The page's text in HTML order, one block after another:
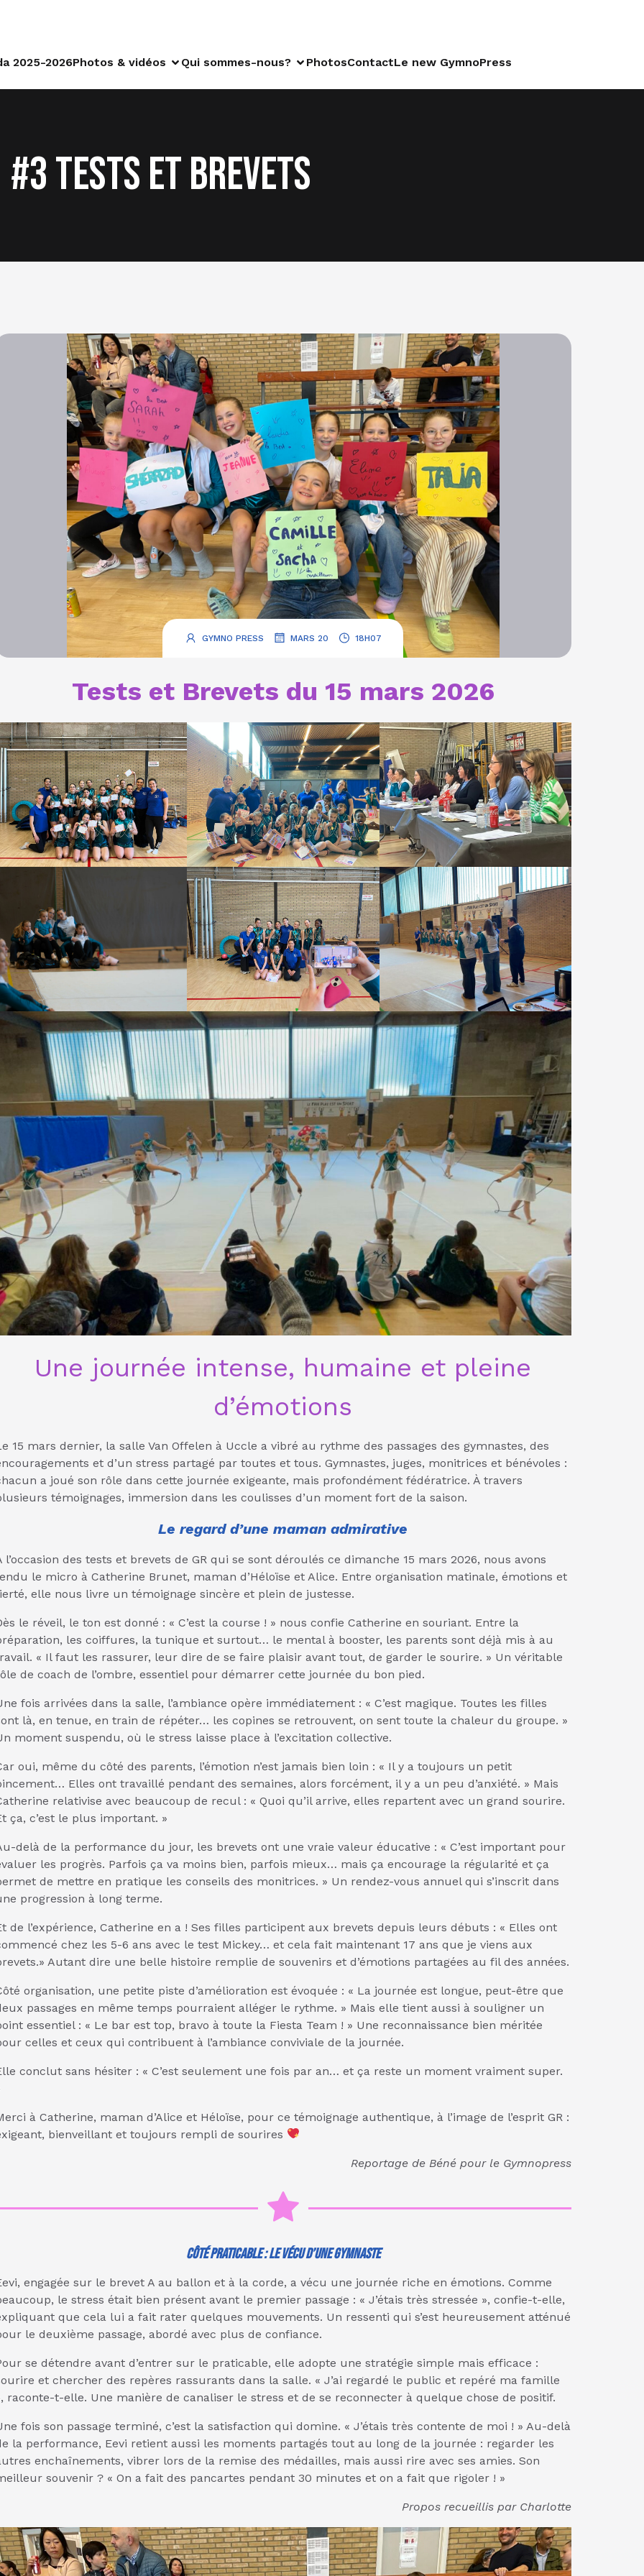
2025-2026Photos & vidéos Qui sommes-nous? PhotosContactLe new GymnoPress
#3 Tests et Brevets
GYMNO PRESS MARS 20 18H07
Tests et Brevets du 15 mars 2026
Une journée intense, humaine et pleine
d’émotions
15 mars dernier, la salle Van Offelen à Uccle a vibré au rythme des passages des gymnastes, des
et d’un stress partagé par toutes et tous. Gymnastes, juges, monitrices et bénévoles :
a joué son rôle dans cette journée exigeante, mais profondément fédératrice. À travers
témoignages, immersion dans les coulisses d’un moment fort de la saison.
Le regard d’une maman admirative
l’occasion des tests et brevets de GR qui se sont déroulés ce dimanche 15 mars 2026, nous avons
le micro à Catherine Brunet, maman d’Héloïse et Alice. Entre organisation matinale, émotions et
elle nous livre un témoignage sincère et plein de justesse.
le réveil, le ton est donné : « C’est la course ! » nous confie Catherine en souriant. Entre la
les coiffures, la tunique et surtout… le mental à booster, les parents sont déjà mis à au
« Il faut les rassurer, leur dire de se faire plaisir avant tout, de garder le sourire. » Un véritable
de coach de l’ombre, essentiel pour démarrer cette journée du bon pied.
fois arrivées dans la salle, l’ambiance opère immédiatement : « C’est magique. Toutes les filles
là, en tenue, en train de répéter… les copines se retrouvent, on sent toute la chaleur du groupe. »
moment suspendu, où le stress laisse place à l’excitation collective.
oui, même du côté des parents, l’émotion n’est jamais bien loin : « Il y a toujours un petit
Elles ont travaillé pendant des semaines, alors forcément, il y a un peu d’anxiété. » Mais
relativise avec beaucoup de recul : « Quoi qu’il arrive, elles repartent avec un grand sourire.
ça, c’est le plus important. »
delà de la performance du jour, les brevets ont une vraie valeur éducative : « C’est important pour
les progrès. Parfois ça va moins bien, parfois mieux… mais ça encourage la régularité et ça
de mettre en pratique les conseils des monitrices. » Un rendez-vous annuel qui s’inscrit dans
progression à long terme.
de l’expérience, Catherine en a ! Ses filles participent aux brevets depuis leurs débuts : « Elles ont
chez les 5-6 ans avec le test Mickey… et cela fait maintenant 17 ans que je viens aux
Autant dire une belle histoire remplie de souvenirs et d’émotions partagées au fil des années.
organisation, une petite piste d’amélioration est évoquée : « La journée est longue, peut-être que
passages en même temps pourraient alléger le rythme. » Mais elle tient aussi à souligner un
essentiel : « Le bar est top, bravo à toute la Fiesta Team ! » Une reconnaissance bien méritée
celles et ceux qui contribuent à l’ambiance conviviale de la journée.
conclut sans hésiter : « C’est seulement une fois par an… et ça reste un moment vraiment super.
à Catherine, maman d’Alice et Héloïse, pour ce témoignage authentique, à l’image de l’esprit GR :
bienveillant et toujours rempli de sourires
Reportage de Béné pour le Gymnopress
Côté praticable : le vécu d’une gymnaste
engagée sur le brevet A au ballon et à la corde, a vécu une journée riche en émotions. Comme
le stress était bien présent avant le premier passage : « J’étais très stressée », confie-t-elle,
que cela lui a fait rater quelques mouvements. Un ressenti qui s’est heureusement atténué
le deuxième passage, abordé avec plus de confiance.
se détendre avant d’entrer sur le praticable, elle adopte une stratégie simple mais efficace :
et chercher des repères rassurants dans la salle. « J’ai regardé le public et repéré ma famille
raconte-t-elle. Une manière de canaliser le stress et de se reconnecter à quelque chose de positif.
fois son passage terminé, c’est la satisfaction qui domine. « J’étais très contente de moi ! » Au-delà
la performance, Eevi retient aussi les moments partagés tout au long de la journée : regarder les
enchaînements, vibrer lors de la remise des médailles, mais aussi rire avec ses amies. Son
souvenir ? « On a fait des pancartes pendant 30 minutes et on a fait que rigoler ! »
Propos recueillis par Charlotte